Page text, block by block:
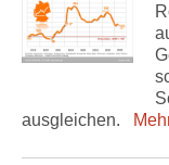
ausgleichen.